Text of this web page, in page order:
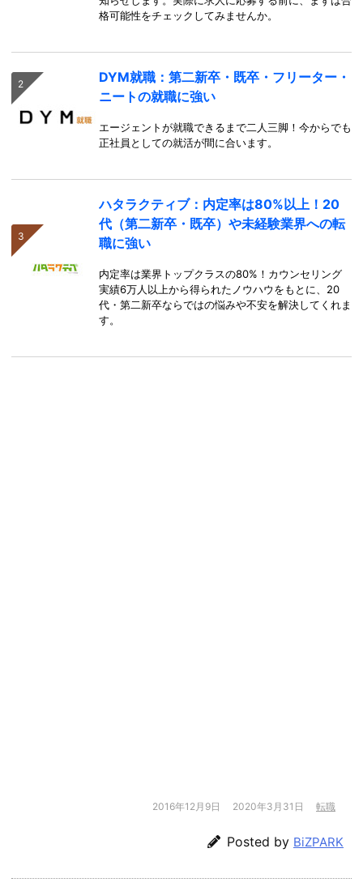
格可能性をチェックしてみませんか。
DYM就職：第二新卒・既卒・フリーター・
ニートの就職に強い
エージェントが就職できるまで二人三脚！今からでも
正社員としての就活が間に合います。
ハタラクティブ：内定率は80%以上！20
代（第二新卒・既卒）や未経験業界への転
職に強い
内定率は業界トップクラスの80%！カウンセリング
実績6万人以上から得られたノウハウをもとに、20
代・第二新卒ならではの悩みや不安を解決してくれま
す。
2016年12月9日 2020年3月31日 転職
Posted by BiZPARK